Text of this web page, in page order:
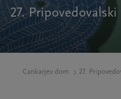
27. Pripovedovalski
Cankarjev dom 27.